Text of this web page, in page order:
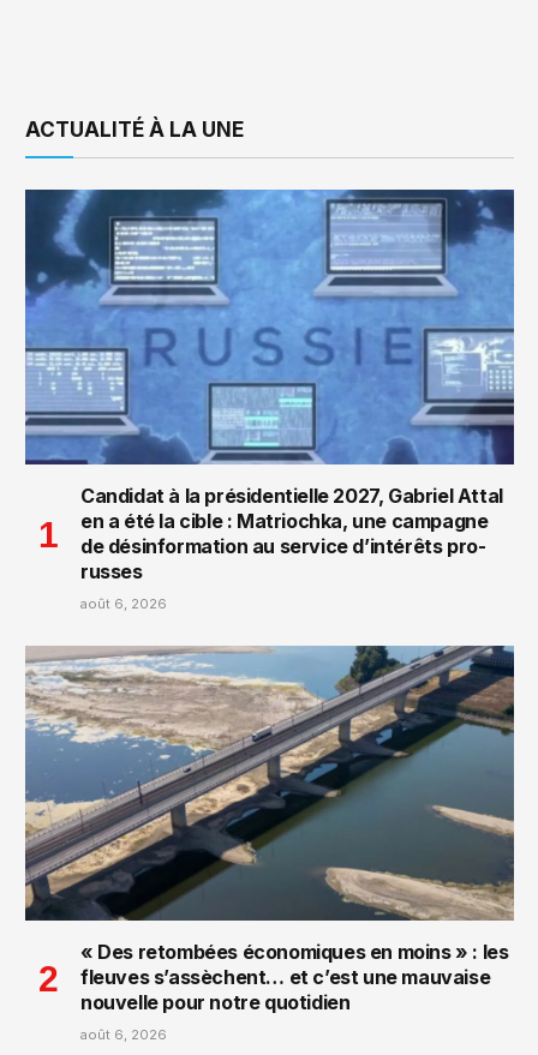
ACTUALITÉ À LA UNE
Candidat à la présidentielle 2027, Gabriel Attal
en a été la cible : Matriochka, une campagne
de désinformation au service d’intérêts pro-
russes
août 6, 2026
« Des retombées économiques en moins » : les
fleuves s’assèchent… et c’est une mauvaise
nouvelle pour notre quotidien
août 6, 2026